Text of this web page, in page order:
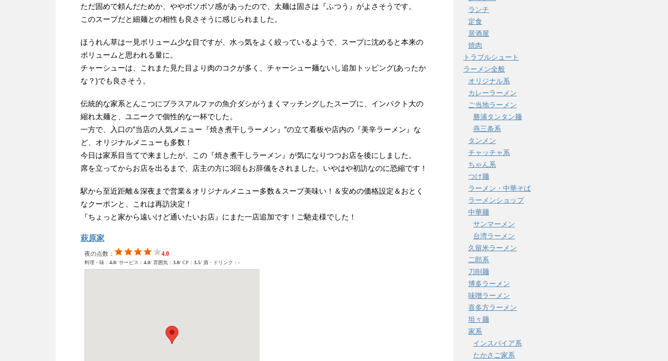
ただ固めで頼んだためか、ややボソボソ感があったので、太麺は固さは『ふつう』がよさそうです。
このスープだと細麺との相性も良さそうに感じられました。
ほうれん草は一見ボリューム少な目ですが、水っ気をよく絞っているようで、スープに沈めると本来の
ボリュームと思われる量に。
チャーシューは、これまた見た目より肉のコクが多く、チャーシュー麺ないし追加トッピング(あったか
な？)でも良さそう。
伝統的な家系とんこつにプラスアルファの魚介ダシがうまくマッチングしたスープに、インパクト大の
縮れ太麺と、ユニークで個性的な一杯でした。
一方で、入口の”当店の人気メニュー『焼き煮干しラーメン』”の立て看板や店内の『美辛ラーメン』な
ど、オリジナルメニューも多数！
今日は家系目当てで来ましたが、この『焼き煮干しラーメン』が気になりつつお店を後にしました。
席を立ってからお店を出るまで、店主の方に3回もお辞儀をされました。いやはや初訪なのに恐縮です！
駅から至近距離＆深夜まで営業＆オリジナルメニュー多数＆スープ美味い！＆安めの価格設定＆おとく
なクーポンと、これは再訪決定！
『ちょっと家から遠いけど通いたいお店』にまた一店追加です！ご馳走様でした！
萩原家
ランチ
定食
居酒屋
焼肉
トラブルシュート
ラーメン全般
オリジナル系
カレーラーメン
ご当地ラーメン
勝浦タンタン麺
燕三条系
タンメン
チャッチャ系
ちゃん系
つけ麺
ラーメン・中華そば
ラーメンショップ
中華麺
サンマーメン
台湾ラーメン
久留米ラーメン
二郎系
刀削麺
博多ラーメン
味噌ラーメン
喜多方ラーメン
坦々麺
家系
インスパイア系
たかさご家系